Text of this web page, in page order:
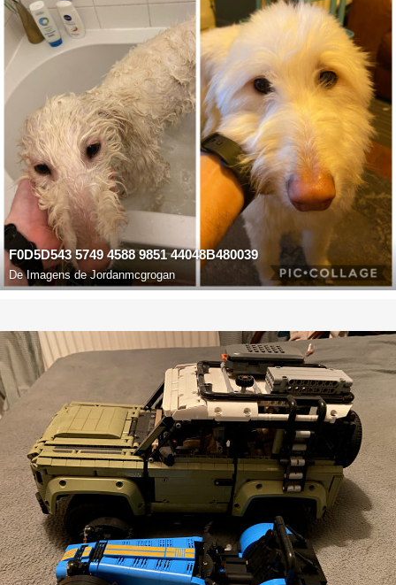
F0D5D543 5749 4588 9851 44048B480039
DeImagens de Jordanmcgrogan